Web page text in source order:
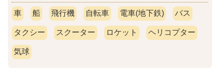
車 船 飛行機 自転車 電車(地下鉄) バス
タクシー スクーター ロケット ヘリコプター
気球